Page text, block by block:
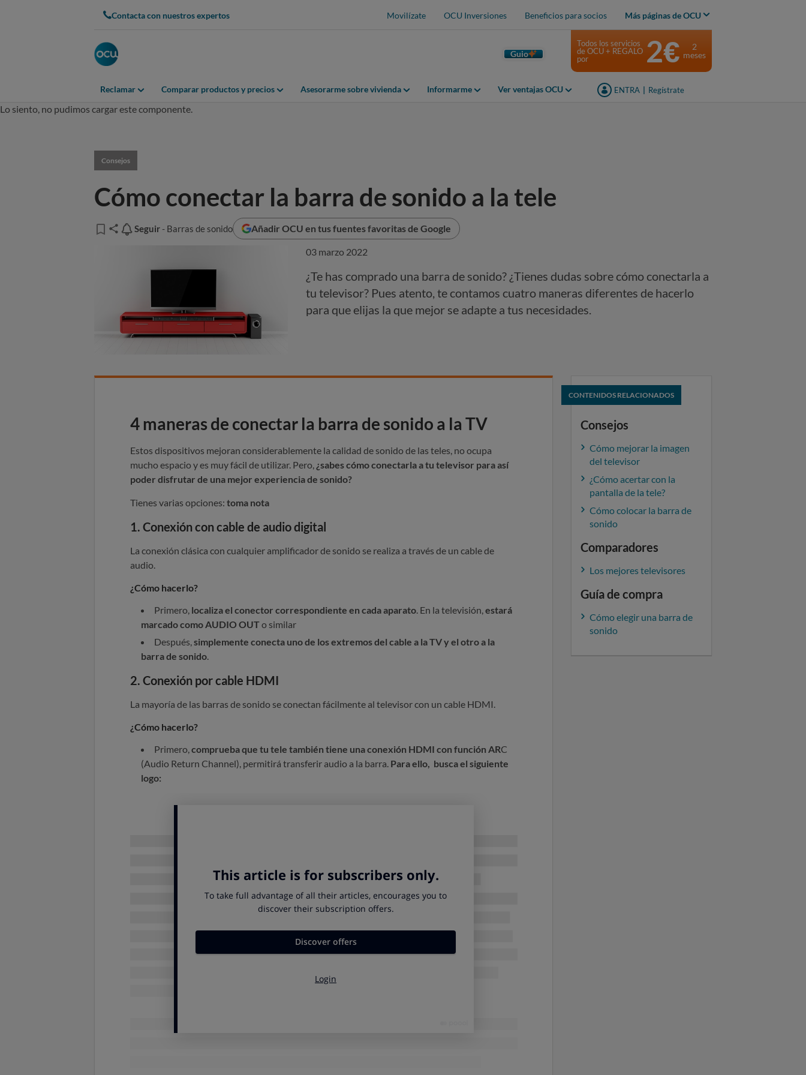
Contacta con nuestros expertos Movilízate OCU Inversiones Beneficios para socios Más páginas de OCU
Guio
Reclamar Comparar productos y precios Asesorarme sobre vivienda Informarme Ver ventajas OCU ENTRA Regístrate
Todos los servicios
de OCU + REGALO
por
2€
2
meses
Lo siento, no pudimos cargar este componente.
Consejos
Cómo conectar la barra de sonido a la tele
Seguir
Seguir - Barras de sonido Añadir OCU en tus fuentes favoritas de Google
03 marzo 2022
¿Te has comprado una barra de sonido? ¿Tienes dudas sobre cómo conectarla a
tu televisor? Pues atento, te contamos cuatro maneras diferentes de hacerlo
para que elijas la que mejor se adapte a tus necesidades.
4 maneras de conectar la barra de sonido a la TV
Estos dispositivos mejoran considerablemente la calidad de sonido de las teles, no ocupa
mucho espacio y es muy fácil de utilizar. Pero, ¿sabes cómo conectarla a tu televisor para así
poder disfrutar de una mejor experiencia de sonido?
Tienes varias opciones: toma nota
1. Conexión con cable de audio digital
La conexión clásica con cualquier amplificador de sonido se realiza a través de un cable de
audio.
¿Cómo hacerlo?
Primero, localiza el conector correspondiente en cada aparato. En la televisión, estará
marcado como AUDIO OUTo similar
Después, simplemente conecta uno de los extremos del cable a la TV y el otro a la
barra de sonido.
2. Conexión por cable HDMI
La mayoría de las barras de sonido se conectan fácilmente al televisor con un cable HDMI.
¿Cómo hacerlo?
Primero, comprueba que tu tele también tiene una conexión HDMI con función ARC
(Audio Return Channel), permitirá transferir audio a la barra. Para ello, busca el siguiente
logo:
CONTENIDOS RELACIONADOS
Consejos
Cómo mejorar la imagen
del televisor
¿Cómo acertar con la
pantalla de la tele?
Cómo colocar la barra de
sonido
Comparadores
Los mejores televisores
Guía de compra
Cómo elegir una barra de
sonido